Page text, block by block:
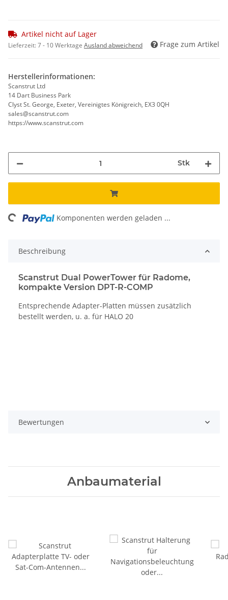
Artikel nicht auf Lager
Lieferzeit:7 - 10 Werktage Ausland abweichend Frage zum Artikel
Herstellerinformationen:
Scanstrut Ltd
14 Dart Business Park
Clyst St. George, Exeter, Vereinigtes Königreich, EX3 0QH
sales@scanstrut.com
https://www.scanstrut.com
Stk
Komponenten werden geladen ...
Beschreibung
Scanstrut Dual PowerTower für Radome,
kompakte Version DPT-R-COMP
Entsprechende Adapter-Platten müssen zusätzlich
bestellt werden, u. a. für HALO 20
Bewertungen
Anbaumaterial